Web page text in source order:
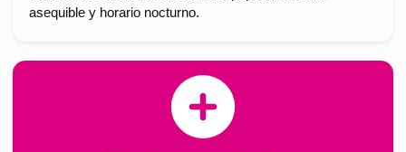
asequible y horario nocturno.